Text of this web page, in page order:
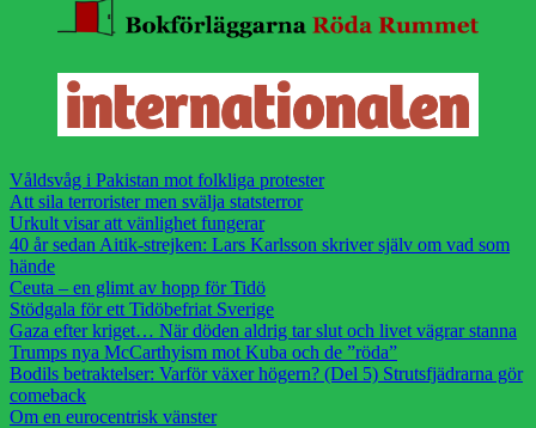
Våldsvåg i Pakistan mot folkliga protester
Att sila terrorister men svälja statsterror
Urkult visar att vänlighet fungerar
40 år sedan Aitik-strejken: Lars Karlsson skriver själv om vad som
hände
Ceuta – en glimt av hopp för Tidö
Stödgala för ett Tidöbefriat Sverige
Gaza efter kriget… När döden aldrig tar slut och livet vägrar stanna
Trumps nya McCarthyism mot Kuba och de ”röda”
Bodils betraktelser: Varför växer högern? (Del 5) Strutsfjädrarna gör
comeback
Om en eurocentrisk vänster